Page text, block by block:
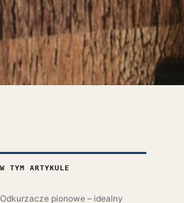
W TYM ARTYKULE
Odkurzacze pionowe – idealny